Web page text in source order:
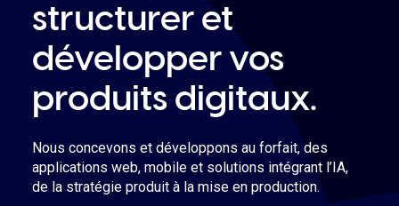
structurer et
développer vos
produits digitaux.
Nous concevons et développons au forfait, des
applications web, mobile et solutions intégrant l’IA,
de la stratégie produit à la mise en production.